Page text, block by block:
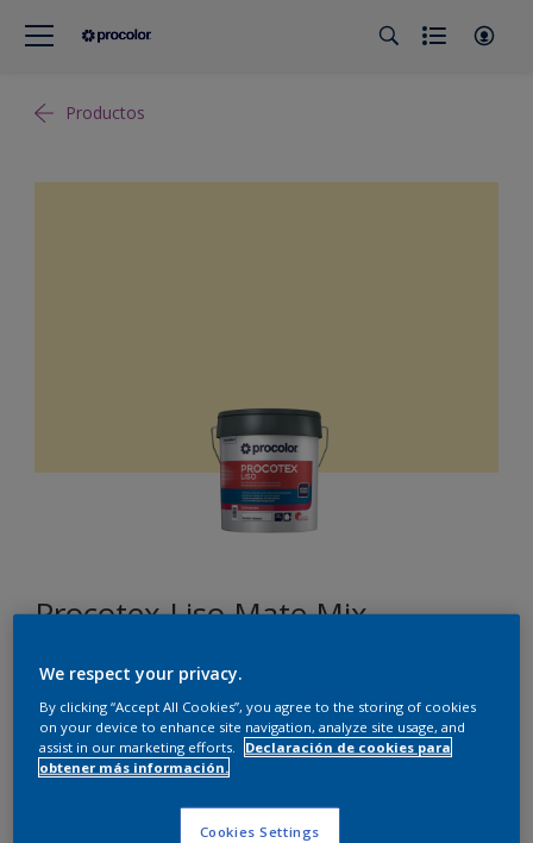
Productos
Procotex Liso Mate Mix
G3.16.88
Cambiar de color
Tamaño
We respect your privacy.
By clicking “Accept All Cookies”, you agree to the storing of cookies
on your device to enhance site navigation, analyze site usage, and
assist in our marketing efforts.
Declaración de cookies para
obtener más información.
Cookies Settings